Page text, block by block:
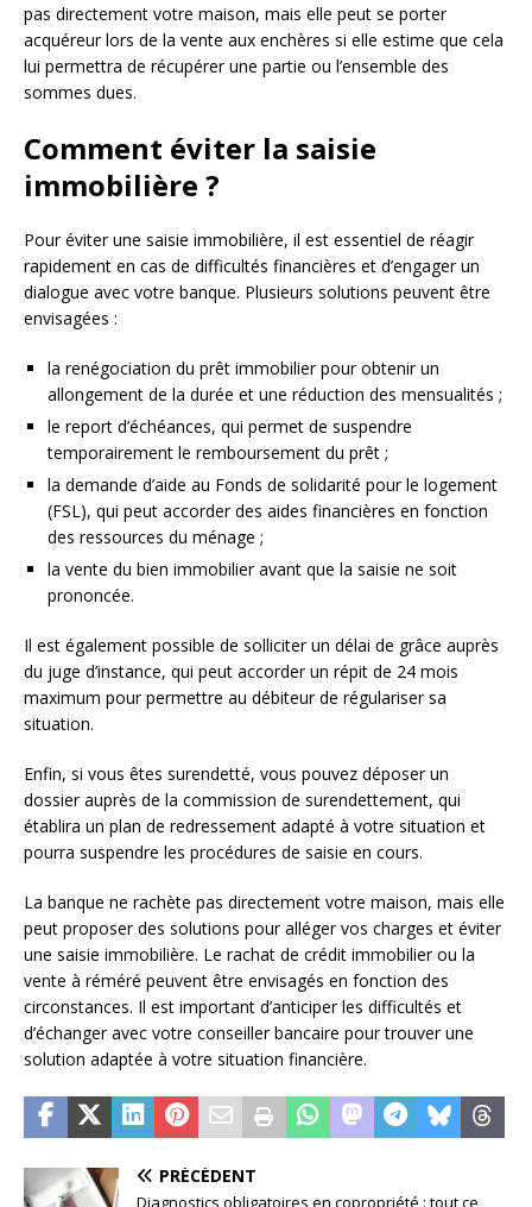
pas directement votre maison, mais elle peut se porter
acquéreur lors de la vente aux enchères si elle estime que cela
lui permettra de récupérer une partie ou l’ensemble des
sommes dues.
Comment éviter la saisie
immobilière ?
Pour éviter une saisie immobilière, il est essentiel de réagir
rapidement en cas de difficultés financières et d’engager un
dialogue avec votre banque. Plusieurs solutions peuvent être
envisagées :
la renégociation du prêt immobilier pour obtenir un
allongement de la durée et une réduction des mensualités ;
le report d’échéances, qui permet de suspendre
temporairement le remboursement du prêt ;
la demande d’aide au Fonds de solidarité pour le logement
(FSL), qui peut accorder des aides financières en fonction
des ressources du ménage ;
la vente du bien immobilier avant que la saisie ne soit
prononcée.
Il est également possible de solliciter un délai de grâce auprès
du juge d’instance, qui peut accorder un répit de 24 mois
maximum pour permettre au débiteur de régulariser sa
situation.
Enfin, si vous êtes surendetté, vous pouvez déposer un
dossier auprès de la commission de surendettement, qui
établira un plan de redressement adapté à votre situation et
pourra suspendre les procédures de saisie en cours.
La banque ne rachète pas directement votre maison, mais elle
peut proposer des solutions pour alléger vos charges et éviter
une saisie immobilière. Le rachat de crédit immobilier ou la
vente à réméré peuvent être envisagés en fonction des
circonstances. Il est important d’anticiper les difficultés et
d’échanger avec votre conseiller bancaire pour trouver une
solution adaptée à votre situation financière.
PRÉCÉDENT
Diagnostics obligatoires en copropriété : tout ce